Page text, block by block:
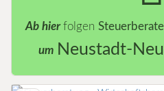
Ab hierfolgen
um Neustadt-